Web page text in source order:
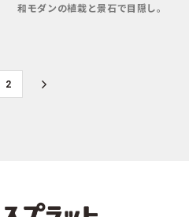
和モダンの植栽と景石で目隠し。
2